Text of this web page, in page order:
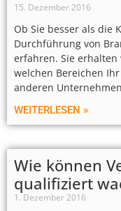
15. Dezember 2016
Ob Sie besser als die
Durchführung von
erfahren. Sie
welchen Bereichen
anderen
WEITERLESEN »
Wie können
qualifiziert
1. Dezember 2016